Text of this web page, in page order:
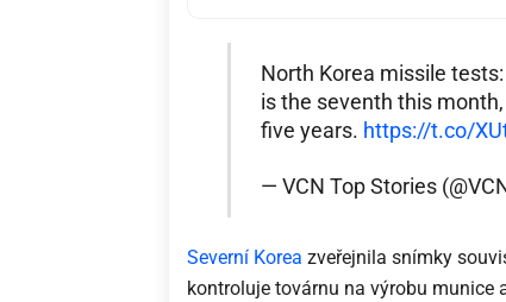
North Korea missile
is the seventh this
five years. https://t.co/
— VCN Top Stories
Severní Korea zveřejnila snímky
kontroluje továrnu na výrobu munice